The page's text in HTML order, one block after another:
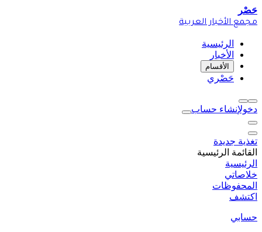
حَصْر
مجمع الأخبار العربية
الرئيسية
الأخبار
الأقسام
حَصْري
دخولإنشاء حساب
تغذية جديدة
القائمة الرئيسية
الرئيسية
خلاصاتي
المحفوظات
اكتشف
حسابي